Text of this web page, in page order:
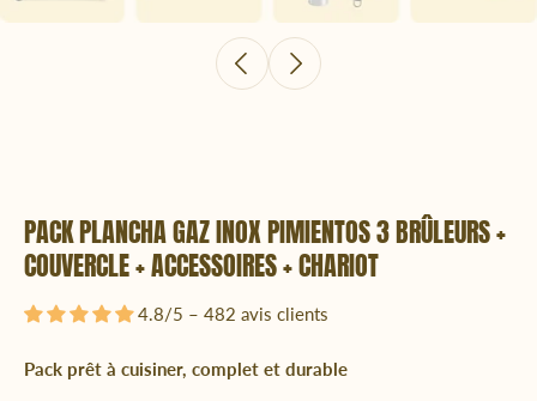
PACK PLANCHA GAZ INOX PIMIENTOS 3 BRÛLEURS +
COUVERCLE + ACCESSOIRES + CHARIOT
4.8/5 – 482 avis clients
Pack prêt à cuisiner, complet et durable